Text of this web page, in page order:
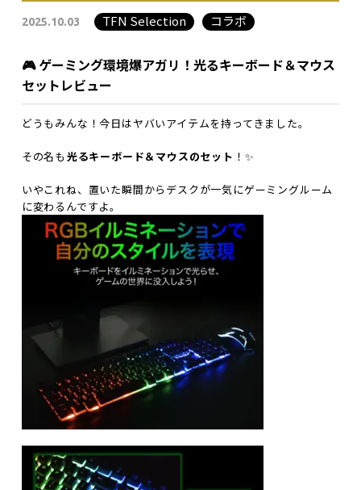
2025.10.03 TFN Selection コラボ
🎮 ゲーミング環境爆アガリ！光るキーボード＆マウス
セットレビュー
どうもみんな！今日はヤバいアイテムを持ってきました。
その名も―― 光るキーボード＆マウスのセット ！✨
いやこれね、置いた瞬間からデスクが一気にゲーミングルーム
に変わるんですよ。